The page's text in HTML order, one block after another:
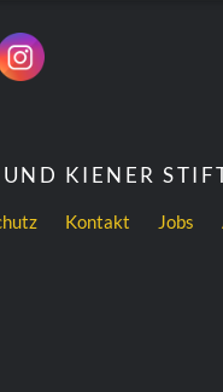
KIENER
Kontakt Jobs